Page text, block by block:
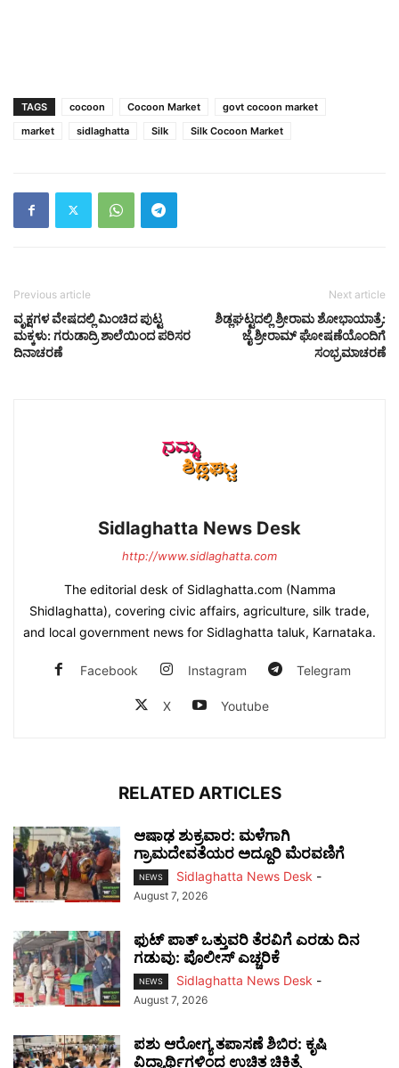
TAGS cocoon Cocoon Market
govt cocoon market
market
sidlaghatta Silk Silk Cocoon Market
Previous article
ವೃಕ್ಷಗಳ ವೇಷದಲ್ಲಿ ಮಿಂಚಿದ ಪುಟ್ಟ
ಮಕ್ಕಳು: ಗರುಡಾದ್ರಿ ಶಾಲೆಯಿಂದ ಪರಿಸರ
ದಿನಾಚರಣೆ
Next article
ಶಿಡ್ಲಘಟ್ಟದಲ್ಲಿ ಶ್ರೀರಾಮ ಶೋಭಾಯಾತ್ರೆ:
ಜೈ ಶ್ರೀರಾಮ್ ಘೋಷಣೆಯೊಂದಿಗೆ
ಸಂಭ್ರಮಾಚರಣೆ
Sidlaghatta News Desk
http://www.sidlaghatta.com
The editorial desk of Sidlaghatta.com (Namma
Shidlaghatta), covering civic affairs, agriculture, silk trade,
and local government news for Sidlaghatta taluk, Karnataka.
Facebook Instagram Telegram
X Youtube
RELATED ARTICLES
ಆಷಾಢ ಶುಕ್ರವಾರ: ಮಳೆಗಾಗಿ
ಗ್ರಾಮದೇವತೆಯರ ಅದ್ದೂರಿ ಮೆರವಣಿಗೆ
NEWS Sidlaghatta News Desk -
August 7, 2026
ಫುಟ್‌ ಪಾತ್ ಒತ್ತುವರಿ ತೆರವಿಗೆ ಎರಡು ದಿನ
ಗಡುವು: ಪೊಲೀಸ್ ಎಚ್ಚರಿಕೆ
NEWS Sidlaghatta News Desk -
August 7, 2026
ಪಶು ಆರೋಗ್ಯ ತಪಾಸಣೆ ಶಿಬಿರ: ಕೃಷಿ
ವಿದ್ಯಾರ್ಥಿಗಳಿಂದ ಉಚಿತ ಚಿಕಿತ್ಸೆ